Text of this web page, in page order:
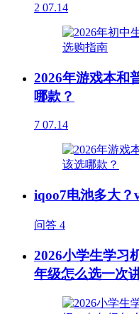
2 07.14
2026年游戏本和
哪款？
7 07.14
iqoo7电池多大？
问答 4
2026小学生学习
年级怎么选一次